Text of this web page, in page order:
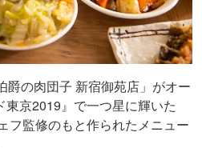
爵の肉団子 新宿御苑店」がオー
京2019』で一つ星に輝いた
フ監修のもと作られたメニュー